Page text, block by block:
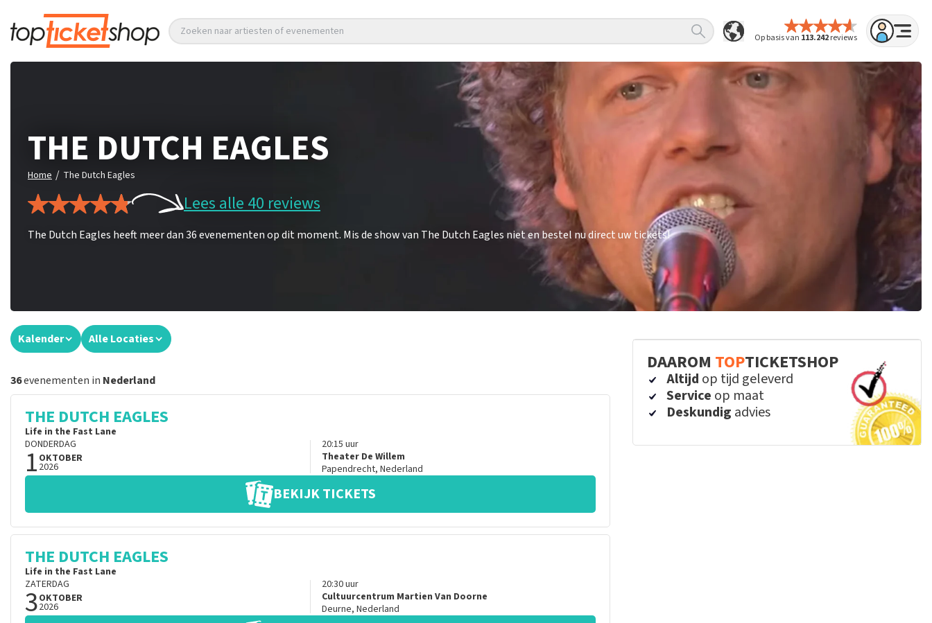
Op basis van 113.242reviews
Zoeken naar artiesten of evenementen
THE DUTCH EAGLES
Home / The Dutch Eagles
Lees alle 40 reviews
The Dutch Eagles heeft meer dan 36 evenementen op dit moment. Mis de show van The Dutch Eagles niet en bestel nu direct uw tickets!
Kalender Alle Locaties
36evenementen in Nederland
THE DUTCH EAGLES
Life in the Fast Lane
DONDERDAG
1 OKTOBER
2026
20:15 uur
Theater De Willem
Papendrecht, Nederland
BEKIJK TICKETS
THE DUTCH EAGLES
Life in the Fast Lane
ZATERDAG
3OKTOBER
2026
20:30uur
Cultuurcentrum Martien Van Doorne
Deurne, Nederland
DAAROM TOPTICKETSHOP
Altijd op tijd geleverd
Service op maat
Deskundig advies